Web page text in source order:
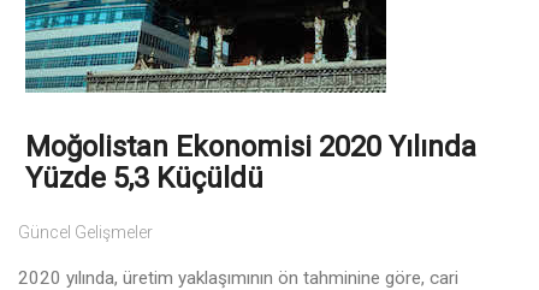
Moğolistan Ekonomisi 2020 Yılında
Yüzde 5,3 Küçüldü
Güncel Gelişmeler
2020 yılında, üretim yaklaşımının ön tahminine göre, cari